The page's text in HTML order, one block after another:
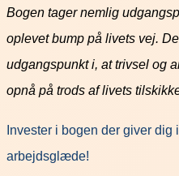
Bogen tager nemlig
oplevet bump på livets vej.
udgangspunkt i, at trivsel og
opnå på trods af livets
Invester i bogen der giver
arbejdsglæde!